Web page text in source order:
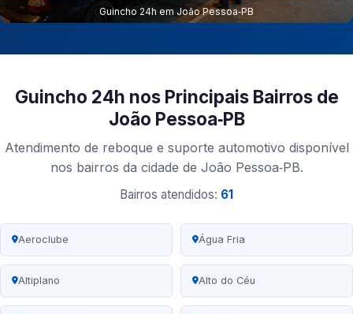
Guincho 24h em João Pessoa‑PB
Guincho 24h nos Principais Bairros de
João Pessoa‑PB
Atendimento de reboque e suporte automotivo disponível
nos bairros da cidade de João Pessoa‑PB.
Bairros atendidos: 61
Aeroclube Água Fria
Altiplano Alto do Céu